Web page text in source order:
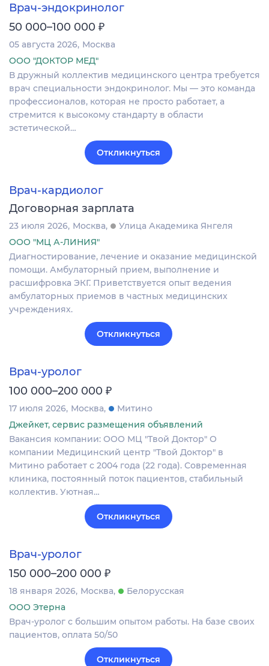
Врач-эндокринолог
50 000–100 000 ₽
05 августа 2026 Москва
ООО "ДОКТОР МЕД"
В дружный коллектив медицинского центра требуется
врач специальности эндокринолог. Мы — это команда
профессионалов, которая не просто работает, а
стремится к высокому стандарту в области
эстетической…
Откликнуться
Врач-кардиолог
Договорная зарплата
23 июля 2026 Москва
Улица Академика Янгеля
ООО "МЦ А-ЛИНИЯ"
Диагностирование, лечение и оказание медицинской
помощи. Амбулаторный прием, выполнение и
расшифровка ЭКГ. Приветствуется опыт ведения
амбулаторных приемов в частных медицинских
учреждениях.
Откликнуться
Врач-уролог
100 000–200 000 ₽
17 июля 2026 Москва
Митино
Джейкет, сервис размещения объявлений
Вакансия компании: ООО МЦ "Твой Доктор" О
компании Медицинский центр "Твой Доктор" в
Митино работает с 2004 года (22 года). Современная
клиника, постоянный поток пациентов, стабильный
коллектив. Уютная…
Откликнуться
Врач-уролог
150 000–200 000 ₽
18 января 2026 Москва
Белорусская
ООО Этерна
Врач-уролог с большим опытом работы. На базе своих
пациентов, оплата 50/50
Откликнуться